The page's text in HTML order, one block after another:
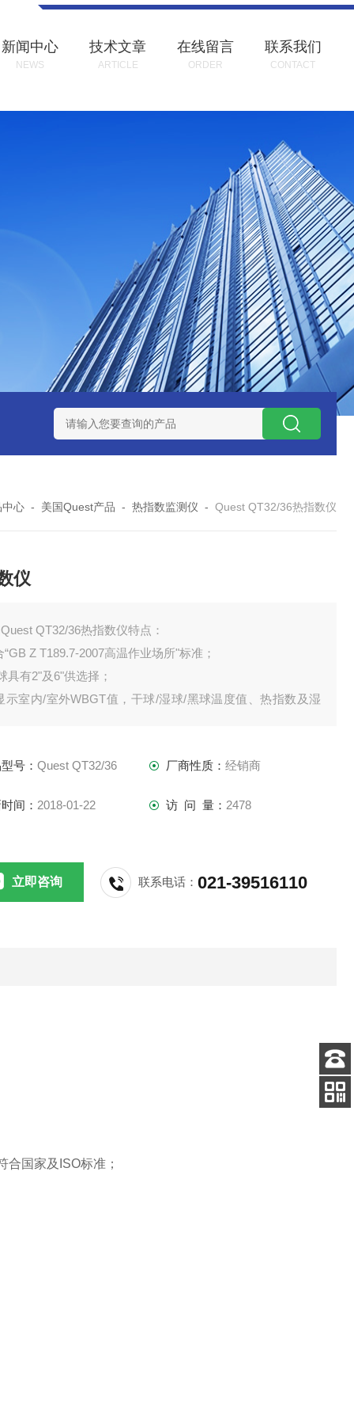
新闻中心
NEWS
技术文章
ARTICLE
在线留言
ORDER
联系我们
CONTACT
字恒流矿用防爆个体空气采样器 CQB1500数字恒流防爆矿用
中心 - 美国Quest产品 - 热指数监测仪 - Quest QT32/36热指数仪
仪
QT32/36热指数仪特点：
“GB Z T189.7-2007高温作业场所"标准；
具有2"及6"供选择；
示室内/室外WBGT值，干球/湿球/黑球温度值、热指数及湿
用镍氢电池或AC电源，可做长时间测定；
算符合国家及ISO
号：Quest QT32/36 厂商性质： 经销商
间： 2018-01-22 访 问 量： 2478
立即咨询 联系电话：021-39516110
合国家及ISO标准；
客服
电话